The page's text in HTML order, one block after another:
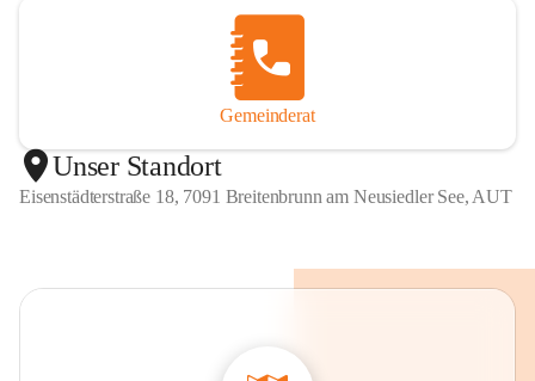
Gemeinderat
Unser Standort
Eisenstädterstraße 18, 7091 Breitenbrunn am Neusiedler See, AUT